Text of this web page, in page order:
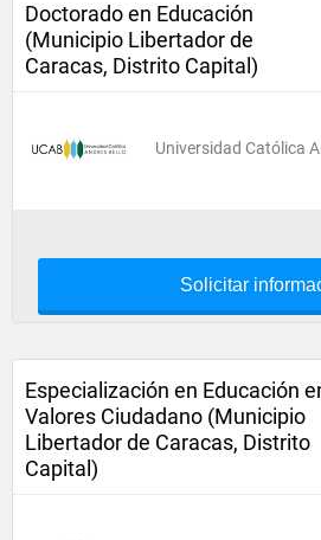
Doctorado en Educación
(Municipio Libertador de
Caracas, Distrito Capital)
Universidad Católica
Solicitar
Especialización en Educación
Valores Ciudadano (Municipio
Libertador de Caracas, Distrito
Capital)